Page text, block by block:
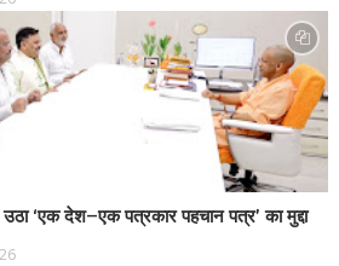
‘एक देश–एक पत्रकार पहचान पत्र’ का मुद्दा